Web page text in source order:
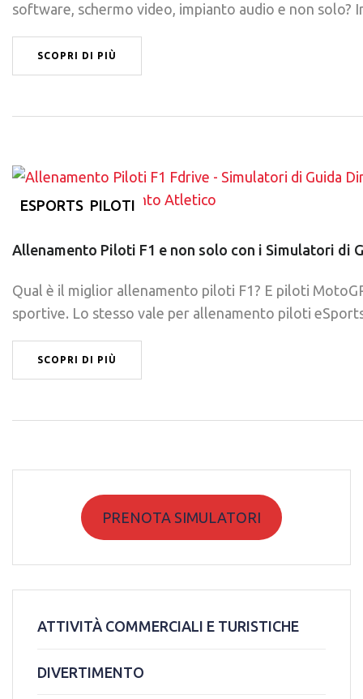
software, schermo video, impianto audio e non
SCOPRI DI PIÙ
ESPORTS PILOTI
Allenamento Piloti F1 e non solo con i Simulatori di
Qual è il miglior allenamento piloti F1? E piloti
sportive. Lo stesso vale per allenamento piloti
SCOPRI DI PIÙ
PRENOTA SIMULATORI
ATTIVITÀ COMMERCIALI E TURISTICHE
DIVERTIMENTO